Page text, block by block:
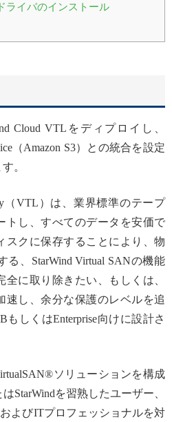
ライバのインストール
Cloud VTLをディプロイし、
（Amazon S3）との統合を設定
。
（VTL）は、業界標準のテープ
トし、すべてのデータを安価で
スクに保存することにより、物
、StarWind Virtual SANの機能
に取り除きたい、もしくは、
速し、余分な保護のレベルを追
しくはEnterprise向けに設計さ
ソリューションを構成
StarWindを習熟したユーザー、
よびITプロフェッショナルを対